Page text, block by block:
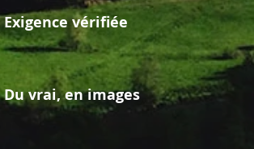
Exigence vérifiée
Du vrai, en images